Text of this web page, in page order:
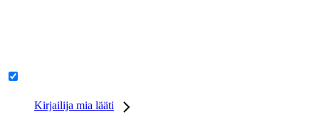
Kirjailija mia lääti